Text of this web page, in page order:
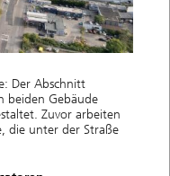
Der Abschnitt
beiden Gebäude
Zuvor arbeiten
die unter der Straße